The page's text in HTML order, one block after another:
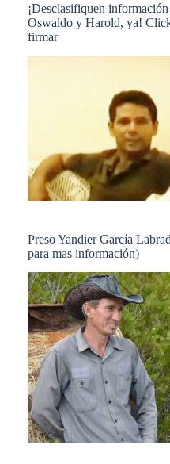
¡Desclasifiquen
Oswaldo y Harold, ya!
firmar
Preso Yandier García
para mas información)